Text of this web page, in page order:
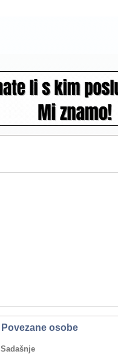
Povezane osobe
Sadašnje